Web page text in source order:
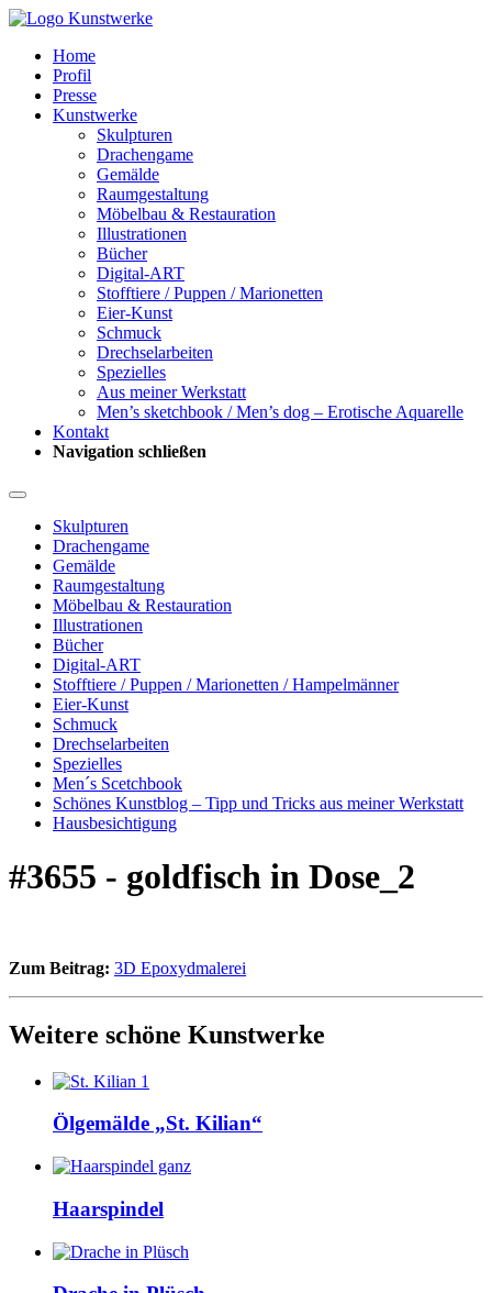
Home
Profil
Presse
Kunstwerke
Skulpturen
Drachengame
Gemälde
Raumgestaltung
Möbelbau & Restauration
Illustrationen
Bücher
Digital-ART
Stofftiere / Puppen / Marionetten
Eier-Kunst
Schmuck
Drechselarbeiten
Spezielles
Aus meiner Werkstatt
Men’s sketchbook / Men’s dog – Erotische Aquarelle
Kontakt
Navigation schließen
Skulpturen
Drachengame
Gemälde
Raumgestaltung
Möbelbau & Restauration
Illustrationen
Bücher
Digital-ART
Stofftiere / Puppen / Marionetten / Hampelmänner
Eier-Kunst
Schmuck
Drechselarbeiten
Spezielles
Men´s Scetchbook
Schönes Kunstblog – Tipp und Tricks aus meiner Werkstatt
Hausbesichtigung
#3655 - goldfisch in Dose_2
Zum Beitrag: 3D Epoxydmalerei
Weitere schöne Kunstwerke
Ölgemälde „St. Kilian“
Haarspindel